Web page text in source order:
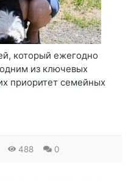
который ежегодно
из ключевых
приоритет семейных
488 0